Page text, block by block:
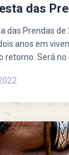
das
das Prendas
anos em
Será no